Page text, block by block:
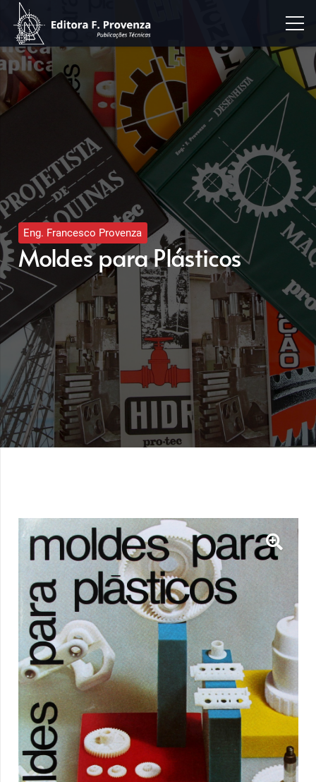
Eng. Francesco Provenza
Moldes para Plásticos